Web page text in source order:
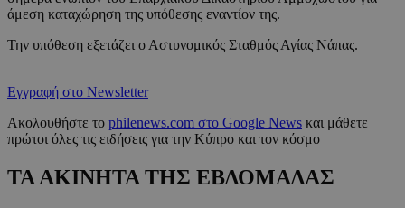
άμεση καταχώρηση της υπόθεσης εναντίον της.
Την υπόθεση εξετάζει ο Αστυνομικός Σταθμός Αγίας Νάπας.
Εγγραφή στο Newsletter
Ακολουθήστε το philenews.com στο Google News και μάθετε
πρώτοι όλες τις ειδήσεις για την Κύπρο και τον κόσμο
ΤΑ ΑΚΙΝΗΤΑ ΤΗΣ ΕΒΔΟΜΑΔΑΣ